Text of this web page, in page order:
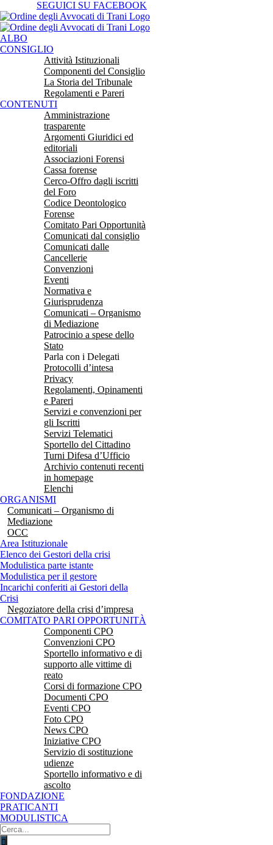
al
contenuto
SEGUICI SU FACEBOOK
ALBO
CONSIGLIO
Attività Istituzionali
Componenti del Consiglio
La Storia del Tribunale
Regolamenti e Pareri
CONTENUTI
Amministrazione
trasparente
Argomenti Giuridici ed
editoriali
Associazioni Forensi
Cassa forense
Cerco-Offro dagli iscritti
del Foro
Codice Deontologico
Forense
Comitato Pari Opportunità
Comunicati dal consiglio
Comunicati dalle
Cancellerie
Convenzioni
Eventi
Normativa e
Giurisprudenza
Comunicati – Organismo
di Mediazione
Patrocinio a spese dello
Stato
Parla con i Delegati
Protocolli d’intesa
Privacy
Regolamenti, Opinamenti
e Pareri
Servizi e convenzioni per
gli Iscritti
Servizi Telematici
Sportello del Cittadino
Turni Difesa d’Ufficio
Archivio contenuti recenti
in homepage
Elenchi
ORGANISMI
Comunicati – Organismo di
Mediazione
OCC
Area Istituzionale
Elenco dei Gestori della crisi
Modulistica parte istante
Modulistica per il gestore
Incarichi conferiti ai Gestori della
Crisi
Negoziatore della crisi d’impresa
COMITATO PARI OPPORTUNITÀ
Componenti CPO
Convenzioni CPO
Sportello informativo e di
supporto alle vittime di
reato
Corsi di formazione CPO
Documenti CPO
Eventi CPO
Foto CPO
News CPO
Iniziative CPO
Servizio di sostituzione
udienze
Sportello informativo e di
ascolto
FONDAZIONE
PRATICANTI
MODULISTICA
Cerca
per: